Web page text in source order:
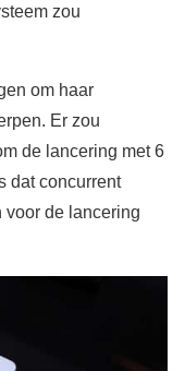
zou
om haar
Er zou
de lancering met 6
dat concurrent
voor de lancering